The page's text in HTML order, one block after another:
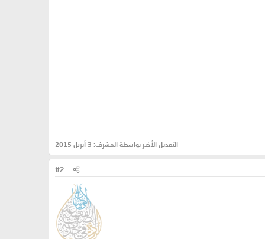
التعديل الأخير بواسطة المشرف: 3 أبريل 2015
#2